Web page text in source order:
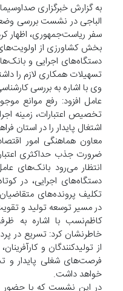
به گزارش خبرگزاری
الباجی در نشست بررسی
سفر ریاست‌جمهوری، اظهار
بخش کشاورزی از
دستگاه‌های اجرایی و
تسهیلات همکاری لازم را
وی با اشاره به بررسی
عامل افزود: رفع موانع
تخصیص اعتبارات، زمینه
اشتغال پایدار را در استان
معاون هماهنگی امور
ضرورت جذب حداکثری
انتظار می‌رود بانک‌های
دستگاه‌های اجرایی، در
تکلیف پرونده‌های متقاضیان
در مسیر توسعه تولید و
کاظم‌نسب با اشاره به
خاطرنشان کرد: تسریع در
از تولیدکنندگان و
فرصت‌های شغلی پایدار و
خواهد داشت.
در این نشست که با حضور